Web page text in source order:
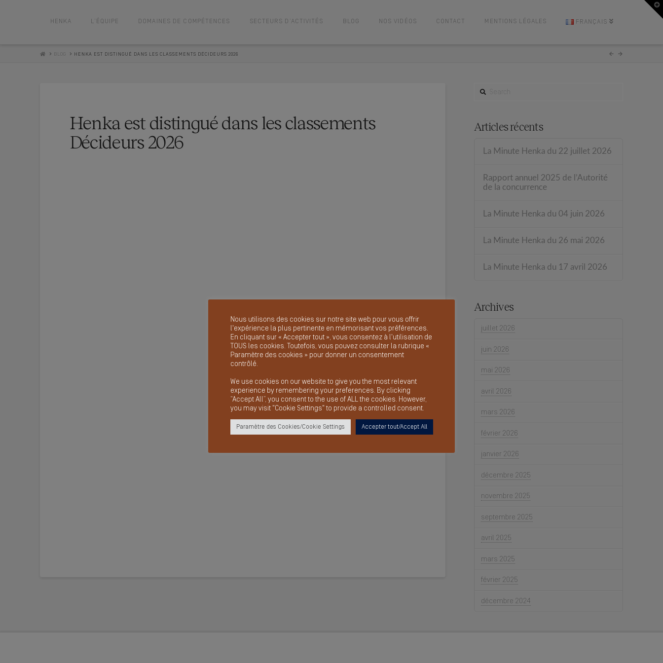
HENKA L’ÉQUIPE DOMAINES DE COMPÉTENCES SECTEURS D’ACTIVITÉS BLOG NOS VIDÉOS CONTACT MENTIONS LÉGALES FRANÇAIS
HOMEBLOG HENKA EST DISTINGUÉ DANS LES CLASSEMENTS DÉCIDEURS 2026
Henka est distingué dans les classements
Décideurs 2026
SEARCH
Articles récents
La Minute Henka du 22 juillet 2026
Rapport annuel 2025 de l’Autorité
de la concurrence
La Minute Henka du 04 juin 2026
La Minute Henka du 26 mai 2026
La Minute Henka du 17 avril 2026
Archives
juillet 2026
juin 2026
mai 2026
avril 2026
mars 2026
février 2026
janvier 2026
décembre 2025
novembre 2025
septembre 2025
avril 2025
mars 2025
février 2025
décembre 2024
Nous utilisons des cookies sur notre site web pour vous offrir
l'expérience la plus pertinente en mémorisant vos préférences.
En cliquant sur « Accepter tout », vous consentez à l'utilisation de
TOUS les cookies. Toutefois, vous pouvez consulter la rubrique «
Paramètre des cookies » pour donner un consentement
contrôlé.
We use cookies on our website to give you the most relevant
experience by remembering your preferences. By clicking
“Accept All”, you consent to the use of ALL the cookies. However,
you may visit "Cookie Settings" to provide a controlled consent.
Paramètre des Cookies/Cookie Settings Accepter tout/Accept All